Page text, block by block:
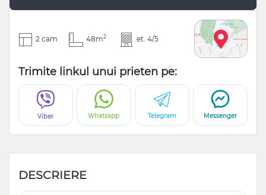
2 cam 48m2 et. 4/5
Trimite linkul unui prieten pe:
Viber Whatsapp Telegram Messenger
DESCRIERE